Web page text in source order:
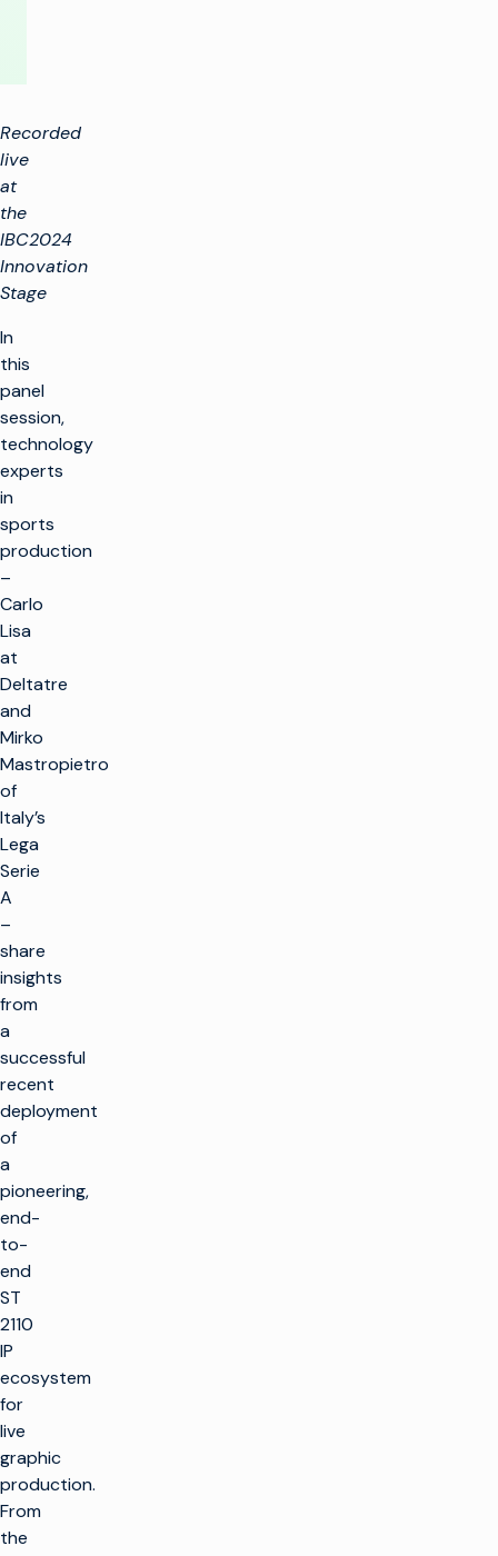
Recorded
live
at
the
IBC2024
Innovation
Stage
In
this
panel
session,
technology
experts
in
sports
production
–
Carlo
Lisa
at
Deltatre
and
Mirko
Mastropietro
of
Italy’s
Lega
Serie
A
–
share
insights
from
a
successful
recent
deployment
of
a
pioneering,
end-
to-
end
ST
2110
IP
ecosystem
for
live
graphic
production.
From
the